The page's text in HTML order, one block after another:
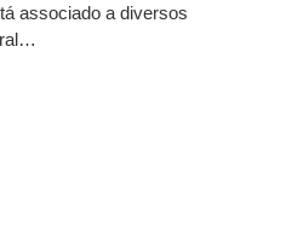
associado a diversos